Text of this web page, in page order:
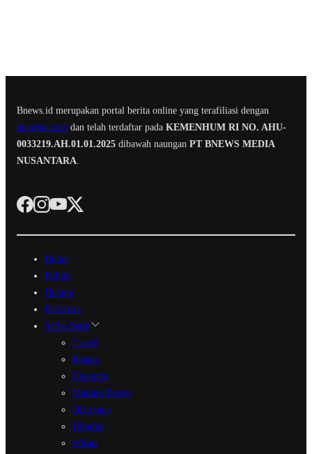
Bnews.id merupakan portal berita online yang terafiliasi dengan
bnewstv.com dan telah terdaftar pada KEMENHUM RI NO. AHU-
0033219.AH.01.01.2025 dibawah naungan PT BNEWS MEDIA
NUSANTARA
Home
Politik
Hukum
Peristiwa
Serba Serbi
Travel
Ragam
Ekonomi
Mutiara Bnews
Olah raga
Hiburan
Wisata